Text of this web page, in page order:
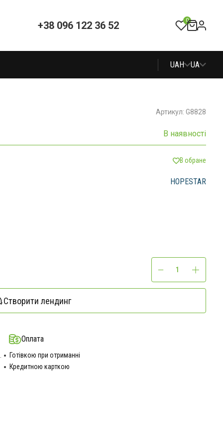
+38 096 122 36 52 0
UAH UA
Артикул: G8828
В наявності
В обране
HOPESTAR
Створити лендинг
Оплата
Готівкою при отриманні
Кредитною карткою